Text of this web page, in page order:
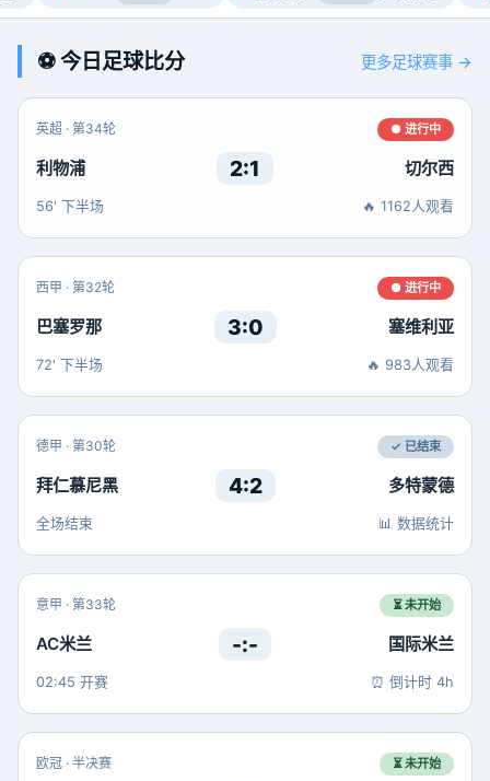
⚽ 今日足球比分 更多足球赛事 →
英超 · 第34轮 ● 进行中
利物浦 2:1 切尔西
56' 下半场 🔥 1162人观看
西甲 · 第32轮 ● 进行中
巴塞罗那 3:0 塞维利亚
72' 下半场 🔥 983人观看
德甲 · 第30轮 ✓ 已结束
拜仁慕尼黑 4:2 多特蒙德
全场结束 📊 数据统计
意甲 · 第33轮 ⏳ 未开始
AC米兰 -:- 国际米兰
02:45 开赛 ⏰ 倒计时 4h
欧冠 · 半决赛 ⏳ 未开始